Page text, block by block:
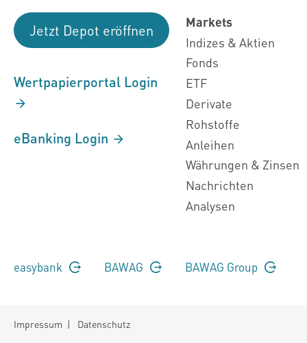
Jetzt Depot eröffnen
Wertpapierportal Login
eBanking Login
Markets
Indizes & Aktien
Fonds
ETF
Derivate
Rohstoffe
Anleihen
Währungen & Zinsen
Nachrichten
Analysen
easybank BAWAG BAWAG Group
Impressum | Datenschutz